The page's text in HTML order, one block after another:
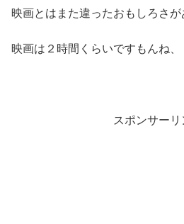
映画とはまた違ったおもしろさが
映画は２時間くらいですもんね、
スポンサーリ